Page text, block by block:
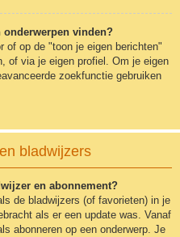
onderwerpen vinden?
of op de "toon je eigen berichten"
of via je eigen profiel. Om je eigen
zoekfunctie gebruiken
bladwijzers
en abonnement?
de bladwijzers (of favorieten) in je
als er een update was. Vanaf
abonneren op een onderwerp. Je